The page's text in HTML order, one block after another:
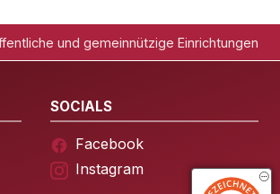
und gemeinnützige Einrichtungen
SOCIALS
Facebook
Instagram